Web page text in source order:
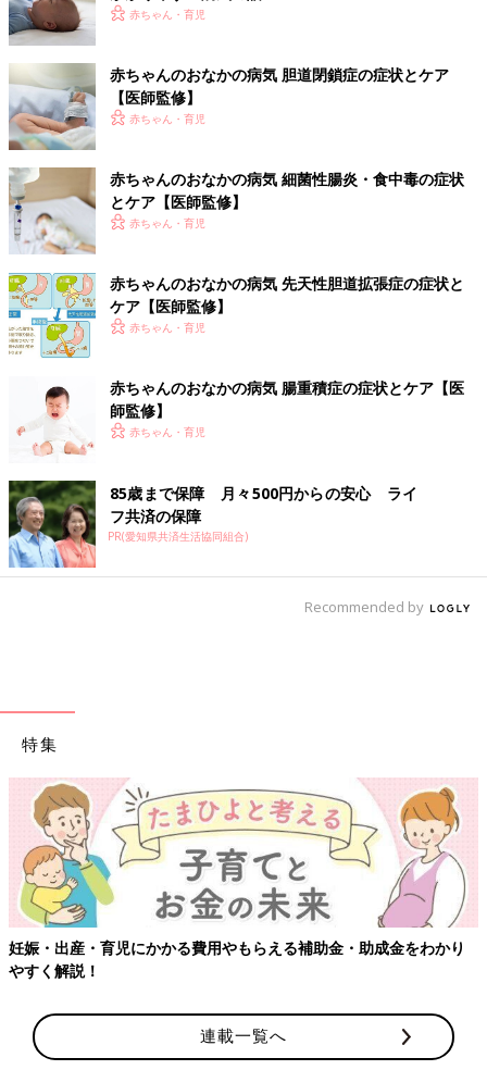
赤ちゃん・育児
赤ちゃんのおなかの病気 胆道閉鎖症の症状とケア
【医師監修】
赤ちゃん・育児
赤ちゃんのおなかの病気 細菌性腸炎・食中毒の症状
とケア【医師監修】
赤ちゃん・育児
赤ちゃんのおなかの病気 先天性胆道拡張症の症状と
ケア【医師監修】
赤ちゃん・育児
赤ちゃんのおなかの病気 腸重積症の症状とケア【医
師監修】
赤ちゃん・育児
85歳まで保障 月々500円からの安心 ライ
フ共済の保障
PR(愛知県共済生活協同組合)
Recommended by
特集
妊娠・出産・育児にかかる費用やもらえる補助金・助成金をわかり
やすく解説！
連載一覧へ